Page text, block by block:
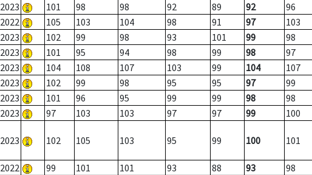
2023 101 98 98 92 89 92
96
2022 105 103 104 98 91 97
103
2023 102 99 98 93 101 99
98
2023 101 95 94 98 99 98
97
2023 104 108 107 103 99 104
107
2023 102 99 98 95 95 97
99
2023 101 96 95 99 99 98
98
2023 97 103 103 97 97 99 100
2023 102 105 103 95 99 100 101
2022 99 101 101 93 88 93
98